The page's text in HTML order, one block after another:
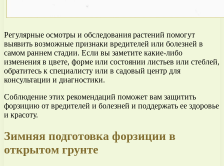
Регулярные осмотры и обследования растений помогут
выявить возможные признаки вредителей или болезней в
самом раннем стадии. Если вы заметите какие-либо
изменения в цвете, форме или состоянии листьев или стеблей,
обратитесь к специалисту или в садовый центр для
консультации и диагностики.
Соблюдение этих рекомендаций поможет вам защитить
форзицию от вредителей и болезней и поддержать ее здоровье
и красоту.
Зимняя подготовка форзиции в
открытом грунте